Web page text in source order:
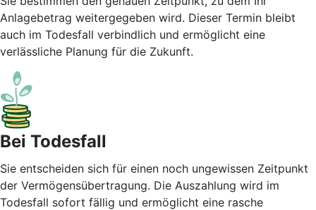
Anlagebetrag weitergegeben wird. Dieser Termin bleibt
auch im Todesfall verbindlich und ermöglicht eine
verlässliche Planung für die Zukunft.
Bei Todesfall
Sie entscheiden sich für einen noch ungewissen Zeitpunkt
der Vermögensübertragung. Die Auszahlung wird im
Todesfall sofort fällig und ermöglicht eine rasche